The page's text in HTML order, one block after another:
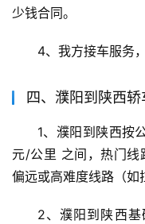
少钱合同。
4、我方接车服务
四、濮阳到陕西
1、濮阳到陕西按
元/公里 之间，热门线
偏远或高难度线路（如
2、濮阳到陕西